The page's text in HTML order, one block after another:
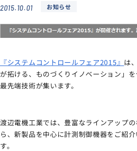
ソリューション
サポート
当社について
サイトマップ
2015.10.01 お知らせ
『システムコントロールフェア2015』 は
が拓ける、ものづくりイノベーション」を
最先端技術が集います。
渡辺電機工業では、豊富なラインアップ
ら、新製品を中心に計測制御機器をご紹介
す。